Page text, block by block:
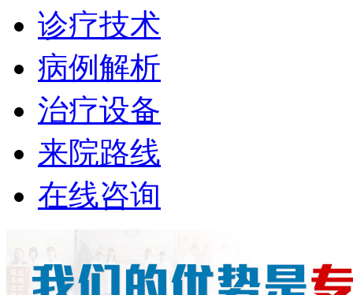
诊疗技术
病例解析
治疗设备
来院路线
在线咨询